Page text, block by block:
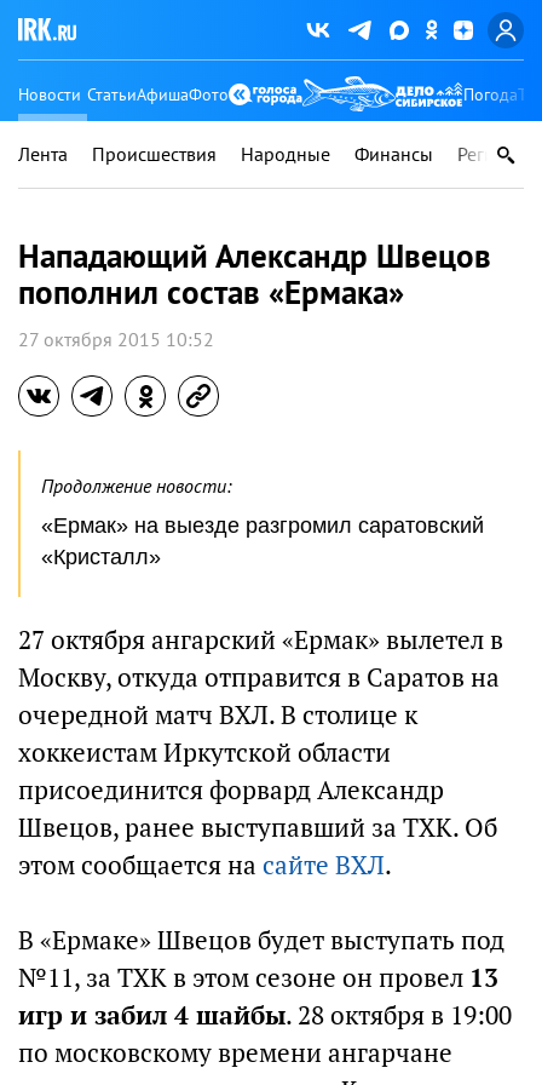
Новости СтатьиАфишаФото Погода
Лента Происшествия Народные Финансы Регионы
Нападающий Александр Швецов
пополнил состав «Ермака»
27 октября 2015 10:52
Продолжение новости:
«Ермак» на выезде разгромил саратовский
«Кристалл»
27 октября ангарский «Ермак» вылетел в
Москву, откуда отправится в Саратов на
очередной матч ВХЛ. В столице к
хоккеистам Иркутской области
присоединится форвард Александр
Швецов, ранее выступавший за ТХК. Об
этом сообщается на сайте ВХЛ.
В «Ермаке» Швецов будет выступать под
№11, за ТХК в этом сезоне он провел 13
игр и забил 4 шайбы. 28 октября в 19:00
по московскому времени ангарчане